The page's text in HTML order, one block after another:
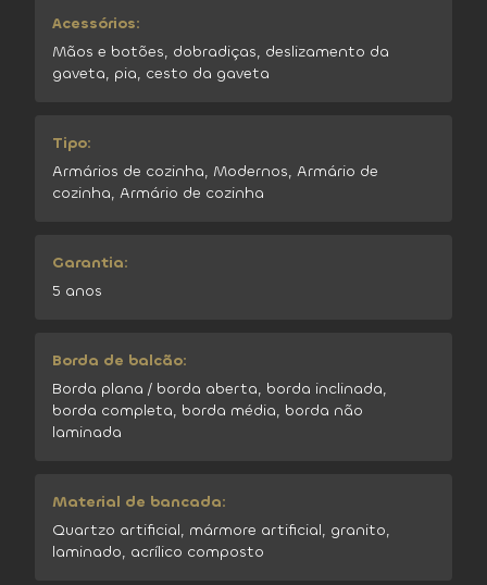
Acessórios:
Mãos e botões, dobradiças, deslizamento da
gaveta, pia, cesto da gaveta
Tipo:
Armários de cozinha, Modernos, Armário de
cozinha, Armário de cozinha
Garantia:
5 anos
Borda de balcão:
Borda plana / borda aberta, borda inclinada,
borda completa, borda média, borda não
laminada
Material de bancada:
Quartzo artificial, mármore artificial, granito,
laminado, acrílico composto